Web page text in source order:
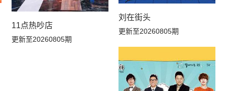
20260601坞的心头好
20260529下 20260528上
20260521上
11点热吵店
更新至20260805期
刘在街头
更新至20260805期